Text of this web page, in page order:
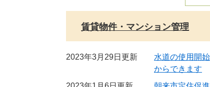
賃貸物件・マンション管理
2023年3月29日更新
水道の使用開
からできます